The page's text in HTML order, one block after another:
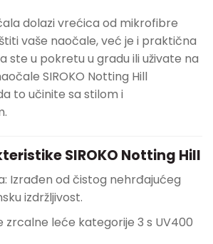
dolazi vrećica od mikrofibre
vaše naočale, već je i praktična
ste u pokretu u gradu ili uživate na
SIROKO Notting Hill
to učinite sa stilom i
SIROKO Notting Hill
Izrađen od čistog nehrđajućeg
izdržljivost.
zrcalne leće kategorije 3 s UV400